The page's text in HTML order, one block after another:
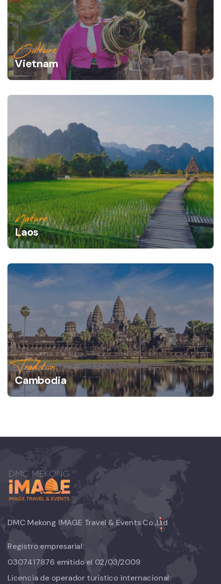
Culture
Vietnam
Nature
Laos
Tradition
Cambodia
DMC Mekong IMAGE Travel & Events Co.,Ltd
Registro empresarial:
0307417876 emitido el 02/03/2009
Licencia de operador turístico internacional: